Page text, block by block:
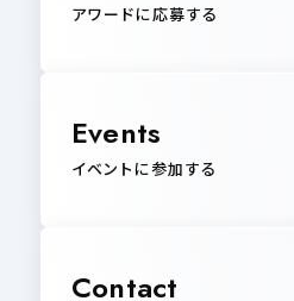
アワードに応募する
Events
イベントに参加する
Contact